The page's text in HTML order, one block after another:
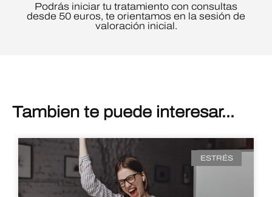
Podrás iniciar tu tratamiento con consultas
desde 50 euros, te orientamos en la sesión de
valoración inicial.
Tambien te puede interesar...
ESTRÉS